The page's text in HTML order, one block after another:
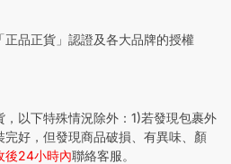
品正貨」認證及各大品牌的授權
以下特殊情況除外：1)若發現包裹外
好，但發現商品破損、有異味、顏
後24小時內聯絡客服。